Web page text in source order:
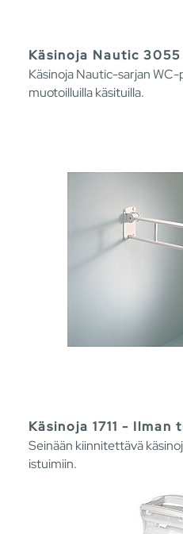
Käsinoja Nautic 3055
Käsinoja Nautic-sarjan
muotoilluilla käsituilla.
Käsinoja 1711 - Ilman
Seinään kiinnitettävä
istuimiin.